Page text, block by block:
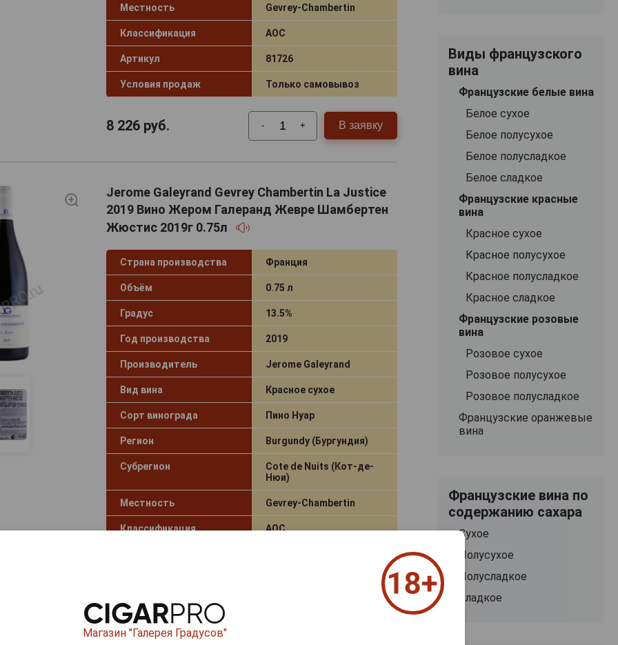
Местность Gevrey-Chambertin
Классификация AOC
Артикул 81726
Условия продаж Только самовывоз
8 226руб. - + В заявку
Jerome Galeyrand Gevrey Chambertin La Justice
2019 Вино Жером Галеранд Жевре Шамбертен
Жюстис 2019г 0.75л
Страна производства Франция
Объём 0.75 л
Градус 13.5%
Год производства 2019
Производитель Jerome Galeyrand
Вид вина Красное сухое
Сорт винограда Пино Нуар
Регион Burgundy (Бургундия)
Субрегион
Cote de Nuits (Кот-де-
Нюи)
Местность Gevrey-Chambertin
Классификация AOC
11 506руб.
Виды французского
вина
Французские белые вина
Белое сухое
Белое полусухое
Белое полусладкое
Белое сладкое
Французские красные
вина
Красное сухое
Красное полусухое
Красное полусладкое
Красное сладкое
Французские розовые
вина
Розовое сухое
Розовое полусухое
Розовое полусладкое
Французские оранжевые
вина
Французские вина по
содержанию сахара
Сухое
Полусухое
Полусладкое
Сладкое
Магазин "Галерея Градусов"